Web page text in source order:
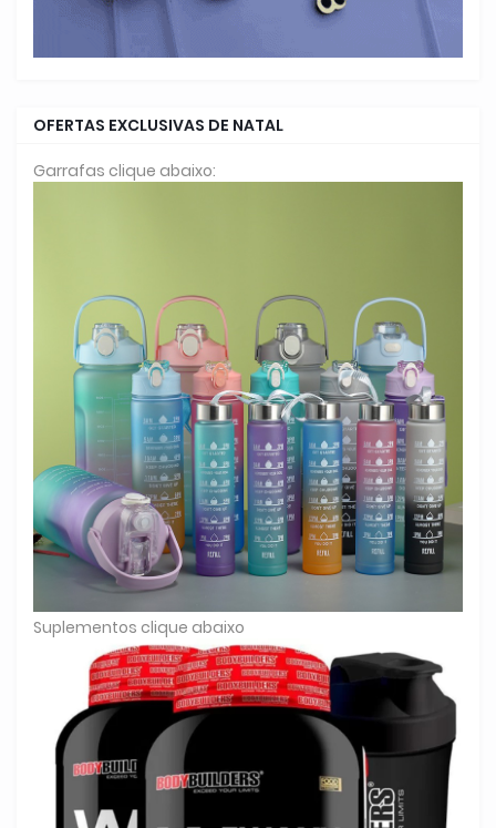
OFERTAS EXCLUSIVAS DE NATAL
Garrafas clique abaixo:
Suplementos clique abaixo